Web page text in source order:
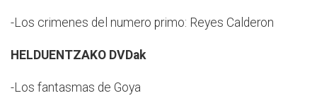
-Los crimenes del numero primo: Reyes Calderon
HELDUENTZAKO DVDak
-Los fantasmas de Goya